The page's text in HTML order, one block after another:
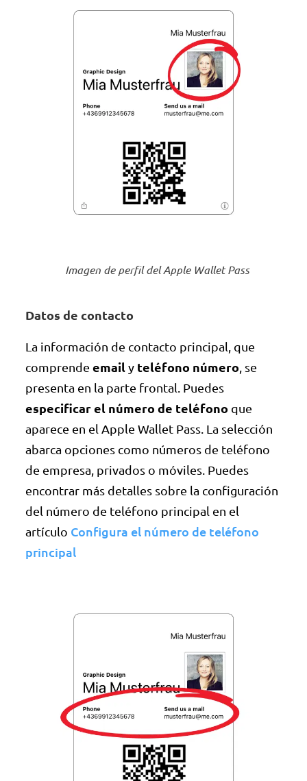
Imagen de perfil del Apple Wallet Pass
Datos de contacto
La información de contacto principal, que
comprendeemail y teléfono número , se
presenta en la parte frontal. Puedes
especificar el número de teléfono que
aparece en el Apple Wallet Pass. La selección
abarca opciones como números de teléfono
de empresa, privados o móviles. Puedes
encontrar más detalles sobre la configuración
del número de teléfono principal en el
artículo Configura el número de teléfono
principal